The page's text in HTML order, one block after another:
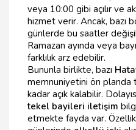
veya 10:00 gibi açılır ve
hizmet verir. Ancak, bazı
günlerde bu saatler
Ramazan ayında veya
farklılık arz edebilir.
Bununla birlikte, bazı
memnuniyetini ön planda
kadar açık kalabilir.
tekel bayileri iletişim
etmekte fayda var.